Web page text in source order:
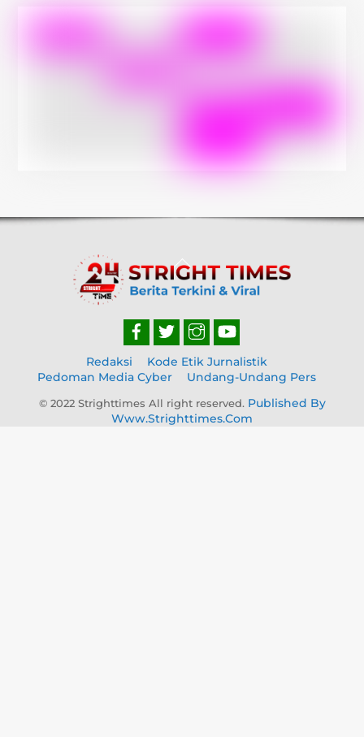
Back
To
Top
Redaksi
Kode Etik Jurnalistik
Pedoman Media Cyber
Undang-Undang Pers
© 2022 Strighttimes All right reserved. Published By
Www.strighttimes.com